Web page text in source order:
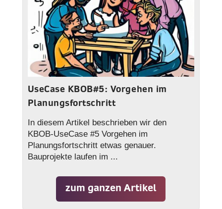
UseCase KBOB#5: Vorgehen im
Planungsfortschritt
In diesem Artikel beschrieben wir den
KBOB-UseCase #5 Vorgehen im
Planungsfortschritt etwas genauer.
Bauprojekte laufen im ...
zum ganzen Artikel